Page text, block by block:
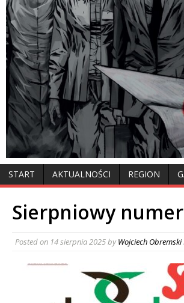
START AKTUALNOŚCI REGION
Sierpniowy
Posted on 14 sierpnia 2025byWojciech Obremski